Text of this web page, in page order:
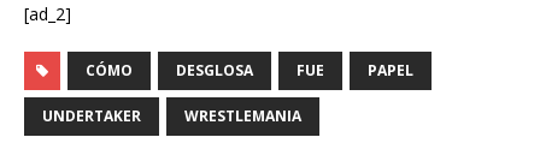
[ad_2]
CÓMO DESGLOSA FUE PAPEL
UNDERTAKER WRESTLEMANIA